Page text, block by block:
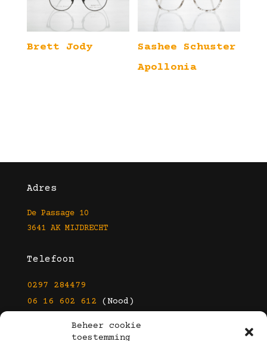
Beheer cookie
toestemming
Brett Jody
Sashee Schuster
Apollonia
Adres
De Passage 10
3641 AK MIJDRECHT
Telefoon
0297 284479
06 16 602 612 (Nood)